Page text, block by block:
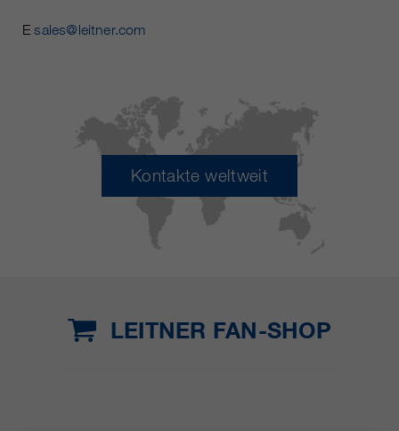
Esales@leitner.com
Kontakte weltweit
LEITNER FAN-SHOP